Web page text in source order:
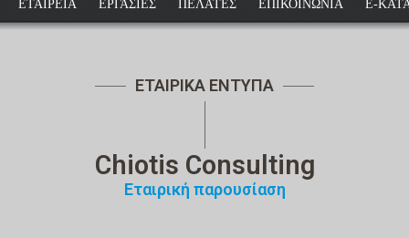
ΕΤΑΙΡΕΙΑ ΕΡΓΑΣΙΕΣ ΠΕΛΑΤΕΣ ΕΠΙΚΟΙΝΩΝΙΑ E-
ΕΤΑΙΡΙΚΑ ΕΝΤΥΠΑ
Chiotis Consulting
Εταιρική παρουσίαση